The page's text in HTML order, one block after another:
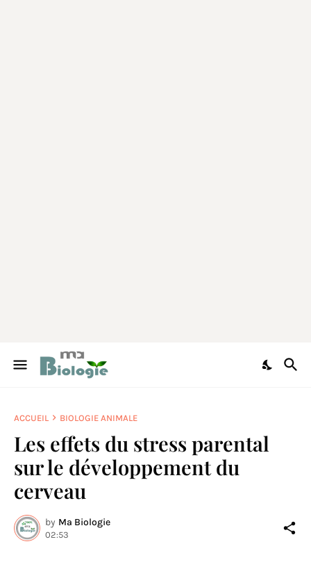
ACCUEIL BIOLOGIE ANIMALE
Les effets du stress parental
sur le développement du
cerveau
by Ma Biologie
02:53